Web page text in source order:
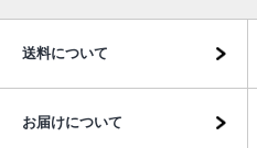
送料について
お届けについて